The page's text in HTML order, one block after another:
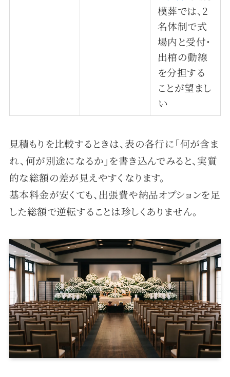
模葬では、2
名体制で式
場内と受付・
出棺の動線
を分担する
ことが望まし
い
見積もりを比較するときは、表の各行に「何が含ま
れ、何が別途になるか」を書き込んでみると、実質
的な総額の差が見えやすくなります。
基本料金が安くても、出張費や納品オプションを足
した総額で逆転することは珍しくありません。